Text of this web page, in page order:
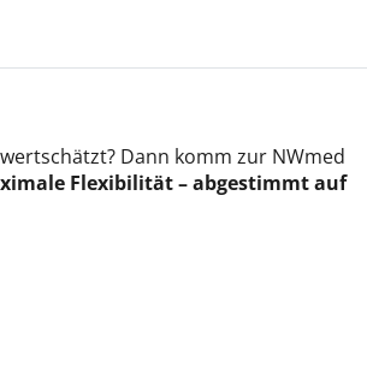
Dann komm zur NWmed
Flexibilität – abgestimmt auf